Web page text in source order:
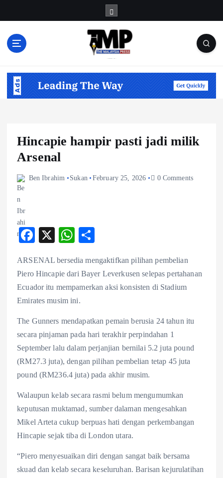
Hincapie hampir pasti jadi milik
Arsenal
Ben Ibrahim Sukan February 25, 2026 0 Comments
F
eb
o
o
k
X
W
ts
A
p
p
re
ARSENAL bersedia mengaktifkan pilihan pembelian
Piero Hincapie dari Bayer Leverkusen selepas pertahanan
Ecuador itu mempamerkan aksi konsisten di Stadium
Emirates musim ini.
The Gunners mendapatkan pemain berusia 24 tahun itu
secara pinjaman pada hari terakhir perpindahan 1
September lalu dalam perjanjian bernilai 5.2 juta pound
(RM27.3 juta), dengan pilihan pembelian tetap 45 juta
pound (RM236.4 juta) pada akhir musim.
Walaupun kelab secara rasmi belum mengumumkan
keputusan muktamad, sumber dalaman mengesahkan
Mikel Arteta cukup berpuas hati dengan perkembangan
Hincapie sejak tiba di London utara.
“Piero menyesuaikan diri dengan sangat baik bersama
skuad dan kelab secara keseluruhan. Barisan kejurulatihan